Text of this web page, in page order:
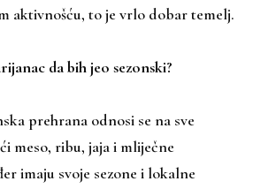
aktivnošću, to je vrlo dobar temelj.
da bih jeo sezonski?
prehrana odnosi se na sve
meso, ribu, jaja i mliječne
imaju svoje sezone i lokalne